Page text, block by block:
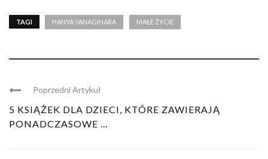
TAGI HANYA YANAGIHARA MAŁE ŻYCIE
Poprzedni Artykuł
5 KSIĄŻEK DLA DZIECI, KTÓRE ZAWIERAJĄ
PONADCZASOWE ...